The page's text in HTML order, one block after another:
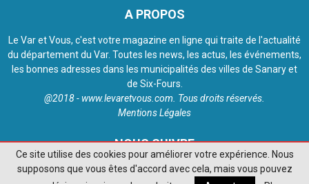
A PROPOS
Le Var et Vous, c'est votre magazine en ligne qui traite de l'actualité
du département du Var. Toutes les news, les actus, les événements,
les bonnes adresses dans les municipalités des villes de Sanary et
de Six-Fours.
@2018 - www.levaretvous.com. Tous droits réservés.
Mentions Légales
NOUS SUIVRE
Ce site utilise des cookies pour améliorer votre expérience. Nous
supposons que vous êtes d'accord avec cela, mais vous pouvez